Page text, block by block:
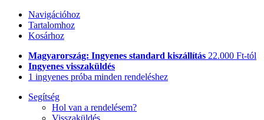
Navigációhoz
Tartalomhoz
Kosárhoz
Magyarország: Ingyenes standard kiszállítás 22.000 Ft-tól
Ingyenes visszaküldés
1 ingyenes próba minden rendeléshez
Segítség
Hol van a rendelésem?
Visszaküldés